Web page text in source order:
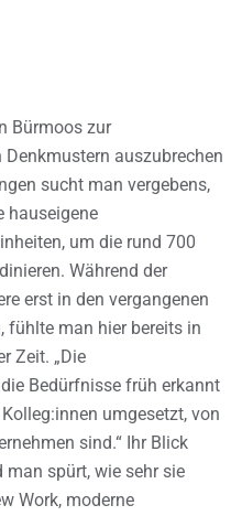
Bürmoos zur
auszubrechen
sucht man vergebens,
hauseigene
um die rund 700
Während der
erst in den vergangenen
fühlte man hier bereits in
Zeit. „Die
Bedürfnisse früh erkannt
umgesetzt, von
sind.“ Ihr Blick
spürt, wie sehr sie
Work, moderne